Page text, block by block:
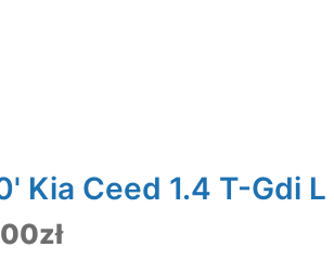
Kia Ceed 1.4 T-Gdi L